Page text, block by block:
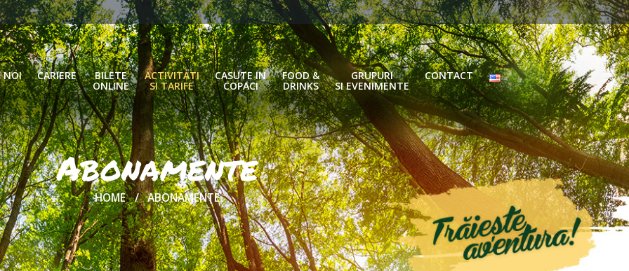
NOI CARIERE BILETE
ONLINE
ACTIVITATI
SI TARIFE
CASUTE IN
COPACI
FOOD &
DRINKS
GRUPURI
SI EVENIMENTE
CONTACT
Abonamente
HOME ABONAMENTE